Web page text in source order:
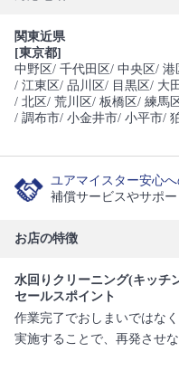
関東近県
[東京都]
中野区/ 千代田区/ 中央区/ 港
/ 江東区/ 品川区/ 目黒区/ 大
/ 北区/ 荒川区/ 板橋区/ 練馬
/ 調布市/ 小金井市/ 小平市/
ユアマイスター安心
補償サービスやサポ
お店の特徴
水回りクリーニング(キッチ
セールスポイント
作業完了でおしまいではな
実施することで、再発させ